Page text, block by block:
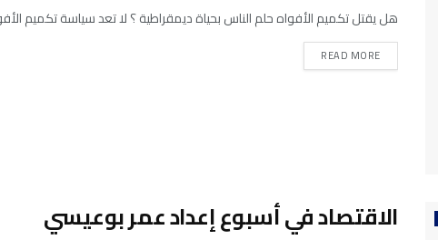
هل يقتل تكميم الأفواه حلم الناس بحياة ديمقراطية ؟ لا تعد سياسة تكميم
READ MORE
الاقتصاد في أسبوع إعداد عمر بوعيسي